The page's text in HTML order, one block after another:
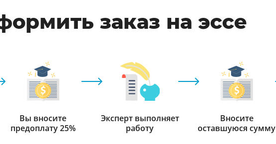
заказ на эссе
Вы вносите
предоплату 25%
Эксперт выполняет
работу
Вносите
оставшуюся сумму